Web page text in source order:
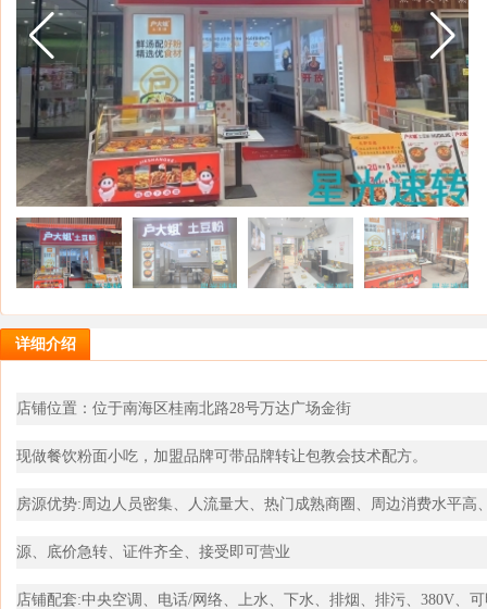
详细介绍
店铺位置：位于南海区桂南北路28号万达广场金街
现做餐饮粉面小吃，加盟品牌可带品牌转让包教会技术配方。
房源优势:周边人员密集、人流量大、热门成熟商圈、周边消费水平
源、底价急转、证件齐全、接受即可营业
店铺配套:中央空调、电话/网络、上水、下水、排烟、排污、380V、